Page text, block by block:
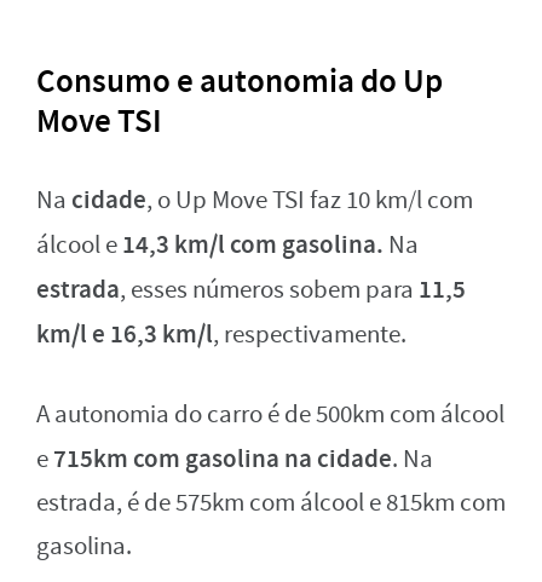
Consumo e autonomia do Up
Move TSI
Na cidade, o Up Move TSI faz 10 km/l com
álcool e14,3 km/l com gasolina. Na
estrada, esses números sobem para 11,5
km/l e 16,3 km/l, respectivamente.
A autonomia do carro é de 500km com álcool
e715km com gasolina na cidade. Na
estrada, é de 575km com álcool e 815km com
gasolina.